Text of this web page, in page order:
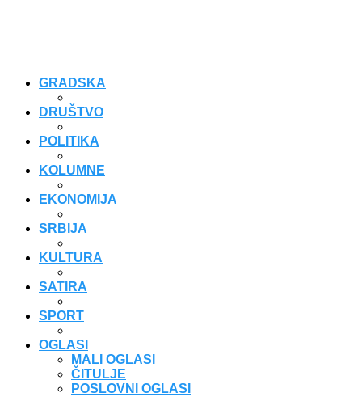
GRADSKA
DRUŠTVO
POLITIKA
KOLUMNE
EKONOMIJA
SRBIJA
KULTURA
SATIRA
SPORT
OGLASI
MALI OGLASI
ČITULJE
POSLOVNI OGLASI